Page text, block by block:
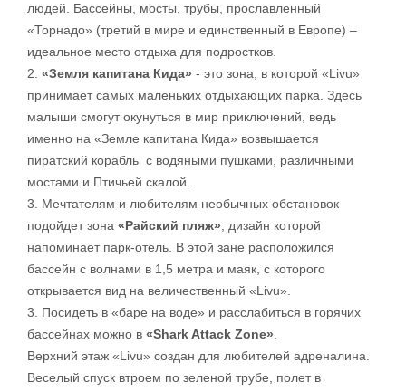
людей. Бассейны, мосты, трубы, прославленный
«Торнадо» (третий в мире и единственный в Европе) –
идеальное место отдыха для подростков.
2. «Земля капитана Кида» - это зона, в которой «Livu»
принимает самых маленьких отдыхающих парка. Здесь
малыши смогут окунуться в мир приключений, ведь
именно на «Земле капитана Кида» возвышается
пиратский корабль с водяными пушками, различными
мостами и Птичьей скалой.
3. Мечтателям и любителям необычных обстановок
подойдет зона «Райский пляж» , дизайн которой
напоминает парк-отель. В этой зане расположился
бассейн с волнами в 1,5 метра и маяк, с которого
открывается вид на величественный «Livu».
3. Посидеть в «баре на воде» и расслабиться в горячих
бассейнах можно в «Shark Attack Zone»
Верхний этаж «Livu» создан для любителей адреналина.
Веселый спуск втроем по зеленой трубе, полет в